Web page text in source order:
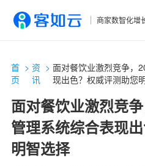
商家数智化增
首
页
> 资
讯
> 面对餐饮业激烈竞争，
现出色？权威评测助您
面对餐饮业激烈竞
管理系统综合表现
明智选择